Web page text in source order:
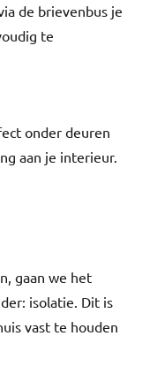
de brievenbus je
te
onder deuren
aan je interieur.
gaan we het
isolatie. Dit is
vast te houden